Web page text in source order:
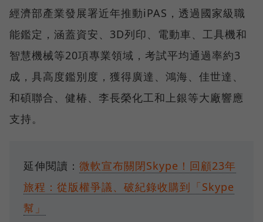
經濟部產業發展署近年推動iPAS，透過國家級職
能鑑定，涵蓋資安、3D列印、電動車、工具機和
智慧機械等20項專業領域，考試平均通過率約3
成，具高度鑑別度，獲得廣達、鴻海、佳世達、
和碩聯合、健椿、李長榮化工和上銀等大廠響應
支持。
延伸閱讀： 微軟宣布關閉Skype！回顧23年
旅程：從版權爭議、破紀錄收購到「Skype
幫」